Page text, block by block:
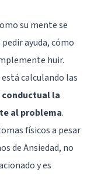
su mente se
ayuda, cómo
huir.
calculando las
la
al problema.
físicos a pesar
de Ansiedad, no
y es